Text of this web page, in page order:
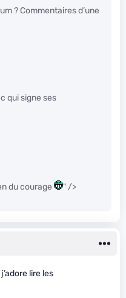
? Commentaires d’une
qui signe ses
du courage " />
lire les